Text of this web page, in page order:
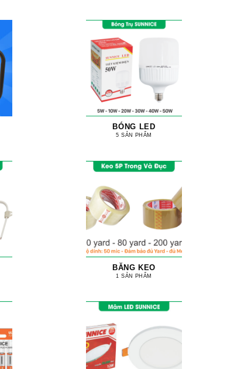
BÓNG LED
5 SẢN PHẨM
BĂNG KEO
1 SẢN PHẨM